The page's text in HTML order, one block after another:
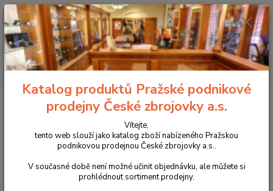
Menu
Hledat
+420 225 375 800
Pouzdra, kufry na zbraně a batohy Kydexová pouzdra
vnitřní pouzdra
Vnitřní kydexové pouzdro IWB pro CZ 97 LEVÉ
Vnitřní kydexové pouzdro IWB
pro CZ 97 LEVÉ
Katalog produktů Pražské podnikové
prodejny České zbrojovky a.s.
Vítejte,
tento web slouží jako katalog zboží nabízeného Pražskou
podnikovou prodejnou České zbrojovky a.s..
V současné době není možné učinit objednávku, ale můžete si
prohlédnout sortiment prodejny.